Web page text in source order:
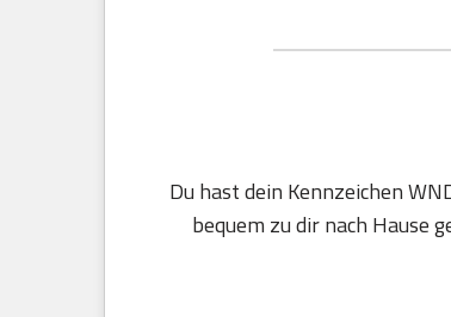
Du hast dein Kennzeichen
bequem zu dir nach Hause